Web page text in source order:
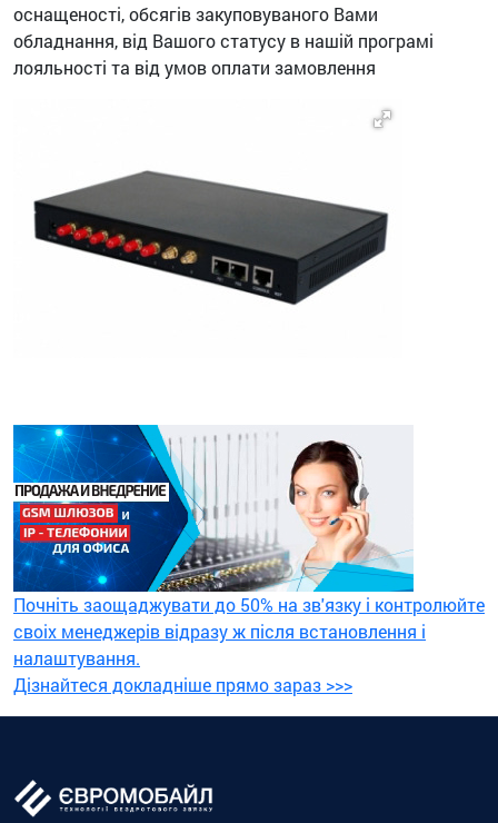
оснащеності, обсягів закуповуваного Вами
обладнання, від Вашого статусу в нашій програмі
лояльності та від умов оплати замовлення
Почніть заощаджувати до 50% на зв'язку і контролюйте
своіх менеджерів відразу ж після встановлення і
налаштування.
Дізнайтеся докладніше прямо зараз >>>